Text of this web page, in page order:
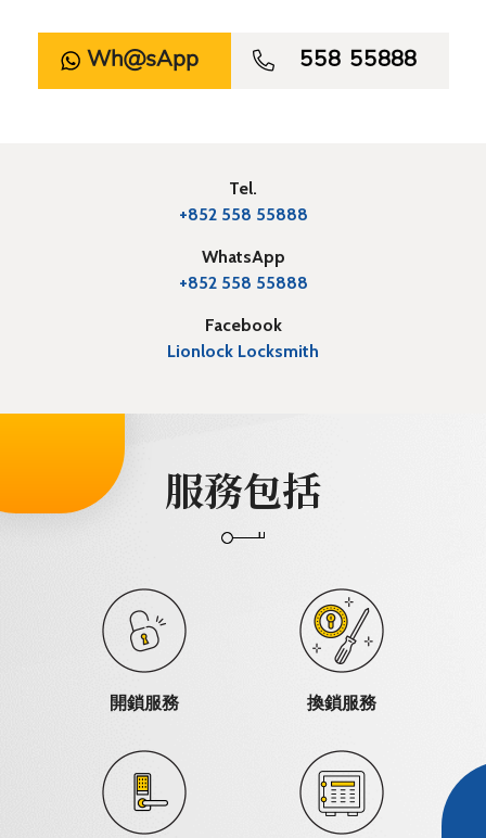
WhatsApp  558 55888
Tel.
+852 558 55888
WhatsApp
+852 558 55888
Facebook
Lionlock Locksmith
服務包括
開鎖服務 換鎖服務